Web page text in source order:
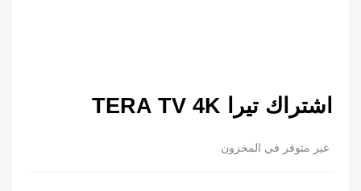
اشتراك تيرا TERA TV 4K
غير متوفر في المخزون